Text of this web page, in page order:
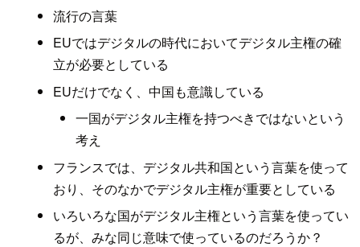
流行の言葉
EUではデジタルの時代においてデジタル主権の確
立が必要としている
EUだけでなく、中国も意識している
一国がデジタル主権を持つべきではないという
考え
フランスでは、デジタル共和国という言葉を使って
おり、そのなかでデジタル主権が重要としている
いろいろな国がデジタル主権という言葉を使ってい
るが、みな同じ意味で使っているのだろうか？